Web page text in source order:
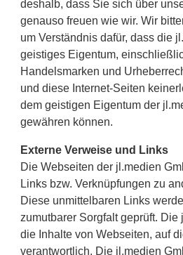
deshalb, dass Sie sich über
genauso freuen wie wir. Wir
um Verständnis dafür, dass die
geistiges Eigentum,
Handelsmarken und
und diese Internet-Seiten
dem geistigen Eigentum der
gewähren können.
Externe Verweise und Links
Die Webseiten der jl.medien
Links bzw. Verknüpfungen zu
Diese unmittelbaren Links
zumutbarer Sorgfalt geprüft. Die
die Inhalte von Webseiten, auf
verantwortlich. Die jl.medien